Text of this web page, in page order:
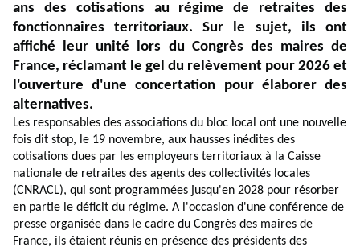
ans des cotisations au régime de retraites des
fonctionnaires territoriaux. Sur le sujet, ils ont
affiché leur unité lors du Congrès des maires de
France, réclamant le gel du relèvement pour 2026 et
l'ouverture d'une concertation pour élaborer des
alternatives.
Les responsables des associations du bloc local ont une nouvelle
fois dit stop, le 19 novembre, aux hausses inédites des
cotisations dues par les employeurs territoriaux à la Caisse
nationale de retraites des agents des collectivités locales
(CNRACL), qui sont programmées jusqu'en 2028 pour résorber
en partie le déficit du régime. A l'occasion d'une conférence de
presse organisée dans le cadre du Congrès des maires de
France, ils étaient réunis en présence des présidents des